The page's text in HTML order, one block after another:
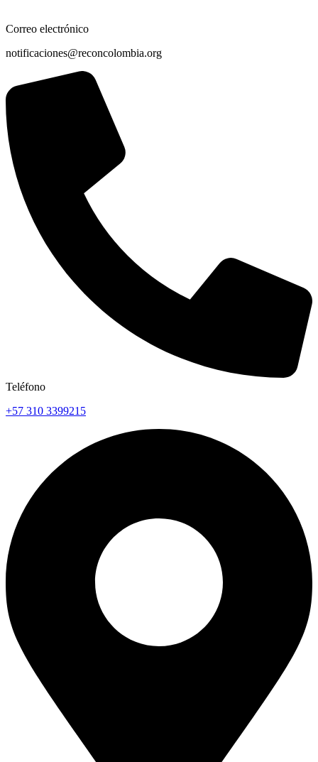
Correo electrónico
notificaciones@reconcolombia.org
Teléfono
+57 310 3399215